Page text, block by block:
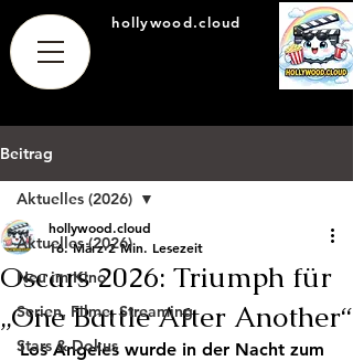
hollywood.cloud
Beitrag
Aktuelles (2026)
Neu im Kino
Serien, Filme, Streaming
Stars & Dokus
Aktuelles (2026)
Oscars 2026: Triumph für
„One Battle After Another“
hollywood.cloud
16. März 2 Min. Lesezeit
Los Angeles wurde in der Nacht zum